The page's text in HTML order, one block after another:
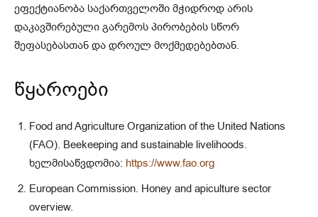
ეფექტიანობა საქართველოში მჭიდროდ არის
დაკავშირებული გარემოს პირობების სწორ
შეფასებასთან და დროულ მოქმედებებთან.
წყაროები
Food and Agriculture Organization of the United Nations
(FAO). Beekeeping and sustainable livelihoods.
ხელმისაწვდომია: https://www.fao.org
European Commission. Honey and apiculture sector
overview.